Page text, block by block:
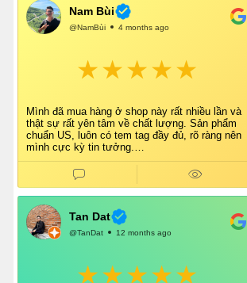
Nam Bùi
@NamBùi 4 months ago
Mình đã mua hàng ở shop này rất nhiều lần và
thật sự rất yên tâm về chất lượng. Sản phẩm
chuẩn US, luôn có tem tag đầy đủ, rõ ràng nên
mình cực kỳ tin tưởng.
Shop tư vấn nhiệt tình, giao hàng nhanh, đóng
gói cẩn thận. Mỗi lần mua đều cảm thấy hài
Chắc chắn mình sẽ tiếp tục ủng hộ shop lâu dài
và giới thiệu thêm cho bạn bè 👍
Tan Dat
@TanDat 12 months ago